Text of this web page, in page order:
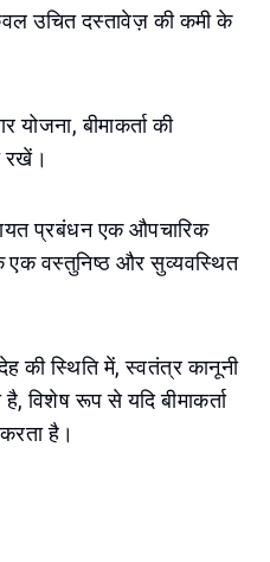
उचित दस्तावेज़ की कमी के
योजना, बीमाकर्ता की
रखें।
प्रबंधन एक औपचारिक
एक वस्तुनिष्ठ और सुव्यवस्थित
की स्थिति में, स्वतंत्र कानूनी
विशेष रूप से यदि बीमाकर्ता
है।